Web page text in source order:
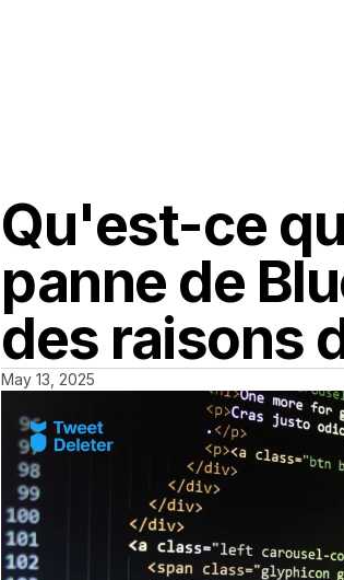
Qu'est-ce
panne de
des raisons
May 13, 2025